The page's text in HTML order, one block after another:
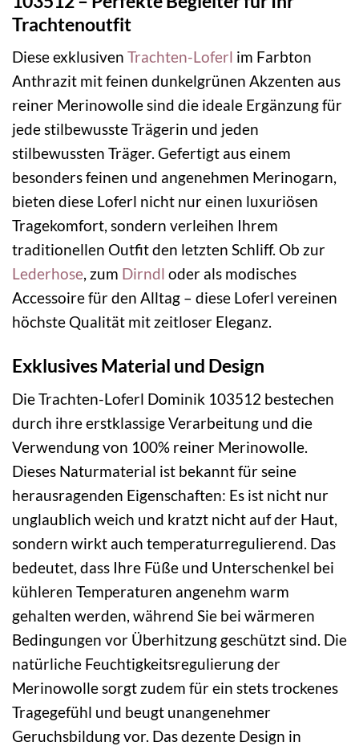
Trachtenoutfit
Diese exklusiven Trachten-Loferl im Farbton
Anthrazit mit feinen dunkelgrünen Akzenten aus
reiner Merinowolle sind die ideale Ergänzung für
jede stilbewusste Trägerin und jeden
stilbewussten Träger. Gefertigt aus einem
besonders feinen und angenehmen Merinogarn,
bieten diese Loferl nicht nur einen luxuriösen
Tragekomfort, sondern verleihen Ihrem
traditionellen Outfit den letzten Schliff. Ob zur
Lederhose, zum Dirndl oder als modisches
Accessoire für den Alltag – diese Loferl vereinen
höchste Qualität mit zeitloser Eleganz.
Exklusives Material und Design
Die Trachten-Loferl Dominik 103512 bestechen
durch ihre erstklassige Verarbeitung und die
Verwendung von 100% reiner Merinowolle.
Dieses Naturmaterial ist bekannt für seine
herausragenden Eigenschaften: Es ist nicht nur
unglaublich weich und kratzt nicht auf der Haut,
sondern wirkt auch temperaturregulierend. Das
bedeutet, dass Ihre Füße und Unterschenkel bei
kühleren Temperaturen angenehm warm
gehalten werden, während Sie bei wärmeren
Bedingungen vor Überhitzung geschützt sind. Die
natürliche Feuchtigkeitsregulierung der
Merinowolle sorgt zudem für ein stets trockenes
Tragegefühl und beugt unangenehmer
Geruchsbildung vor. Das dezente Design in